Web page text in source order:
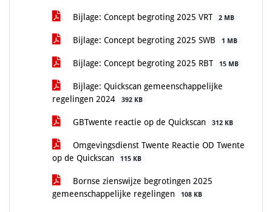
Bijlage: Concept begroting 2025 VRT 2 MB
Bijlage: Concept begroting 2025 SWB 1 MB
Bijlage: Concept begroting 2025 RBT 15 MB
Bijlage: Quickscan gemeenschappelijke
regelingen 2024
392 KB
GBTwente reactie op de Quickscan 312 KB
Omgevingsdienst Twente Reactie OD Twente
op de Quickscan
115 KB
Bornse zienswijze begrotingen 2025
gemeenschappelijke regelingen
108 KB